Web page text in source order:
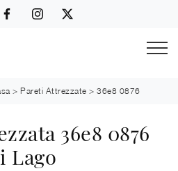
>Pareti Attrezzate >36e8 0876
36e8 0876
Lago